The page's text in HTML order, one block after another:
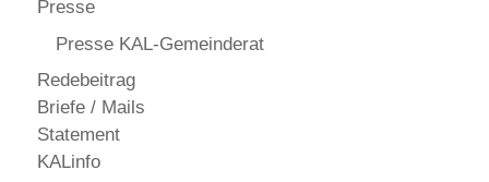
Presse
Presse KAL-Gemeinderat
Redebeitrag
Briefe / Mails
Statement
KALinfo